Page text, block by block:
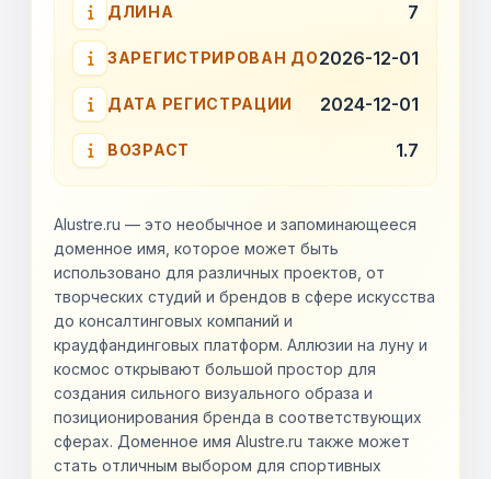
ДЛИНА 7
ЗАРЕГИСТРИРОВАН ДО2026-12-01
ДАТА РЕГИСТРАЦИИ 2024-12-01
ВОЗРАСТ 1.7
Alustre.ru — это необычное и запоминающееся
доменное имя, которое может быть
использовано для различных проектов, от
творческих студий и брендов в сфере искусства
до консалтинговых компаний и
краудфандинговых платформ. Аллюзии на луну и
космос открывают большой простор для
создания сильного визуального образа и
позиционирования бренда в соответствующих
сферах. Доменное имя Alustre.ru также может
стать отличным выбором для спортивных